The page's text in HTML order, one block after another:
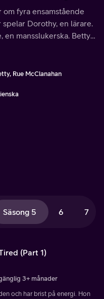
fyra ensamstående
Dorothy, en lärare.
en mansslukerska. Betty
Rue McClanahan
Säsong 5 6 7
(Part 1)
3+ månader
och har brist på energi. Hon